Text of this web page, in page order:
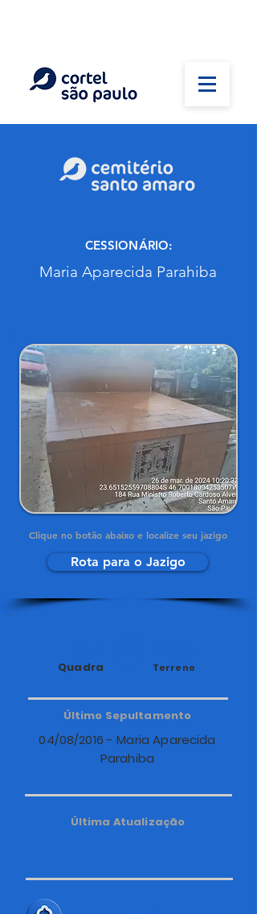
CESSIONÁRIO:
Maria Aparecida Parahiba
Clique no botão abaixo e localize seu jazigo
Rota para o Jazigo
Quadra Terreno
Último Sepultamento
04/08/2016 - Maria Aparecida
Parahiba
Última Atualização